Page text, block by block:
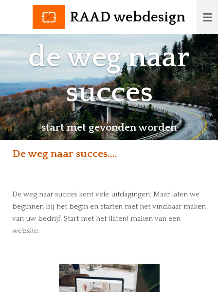
naar
hoofdinhoud
RAAD webdesign
de weg naar
succes
start met gevonden worden
De weg naar succes....
De weg naar succes kent vele uitdagingen. Maar laten we
beginnen bij het begin en starten met het vindbaar maken
van uw bedrijf. Start met het (laten) maken van een
website.